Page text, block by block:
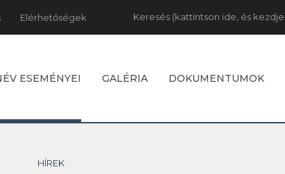
Elérhetőségek Keresés
ESEMÉNYEI GALÉRIA DOKUMENTUMOK
HÍREK